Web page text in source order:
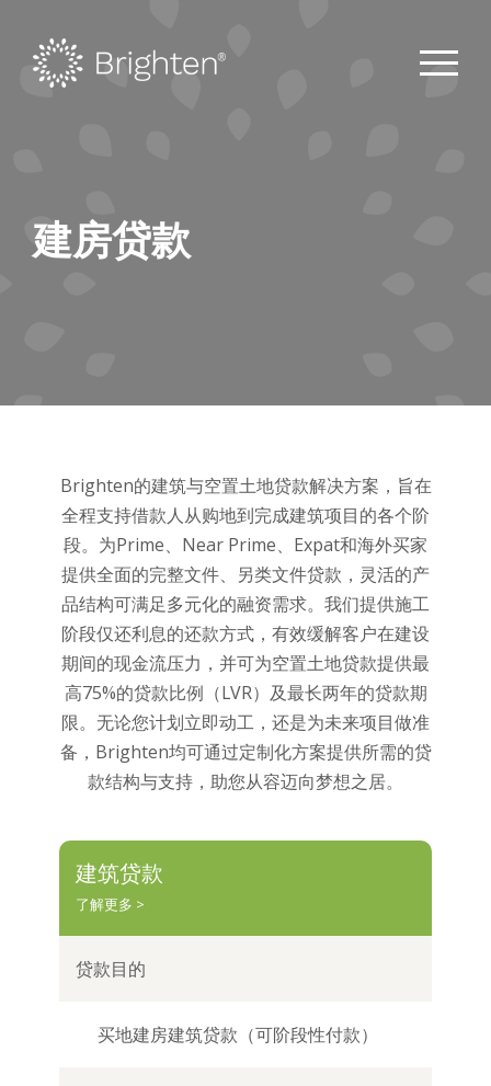
建房贷款
Brighten的建筑与空置土地贷款解决方案，旨在
全程支持借款人从购地到完成建筑项目的各个阶
段。为Prime、Near Prime、Expat和海外买家
提供全面的完整文件、另类文件贷款，灵活的产
品结构可满足多元化的融资需求。我们提供施工
阶段仅还利息的还款方式，有效缓解客户在建设
期间的现金流压力，并可为空置土地贷款提供最
高75%的贷款比例（LVR）及最长两年的贷款期
限。无论您计划立即动工，还是为未来项目做准
备，Brighten均可通过定制化方案提供所需的贷
款结构与支持，助您从容迈向梦想之居。
建筑贷款
了解更多 >
买地建房建筑贷款（可阶段性付款）